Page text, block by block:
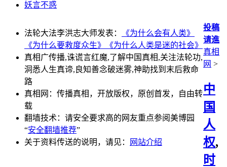
妖言不惑
法轮大法李洪志大师发表：
《为什么会有人类》
《为什么要救度众生》
《为什么人类是迷的社会》
真相广传播,诛谎言红魔,了解中国真相,关注法轮功,
洞悉人生真谛,良知善念破迷雾,神助找到末后救命
路
真相网：传播真相，开放版权，原创首发，自由转
载
翻墙技术：请安全要求高的网友重点参阅美博园
“安全翻墙推荐”
关于资料传送的说明，请见：
网站介绍
投稿
请進
真相
网 >
中
国
人
权,
时